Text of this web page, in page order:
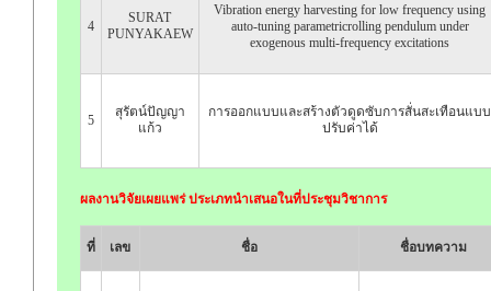
4
SURAT
PUNYAKAEW
Vibration energy harvesting for low frequency using
auto-tuning parametricrolling pendulum under
exogenous multi-frequency excitations
5
สุรัตน์ปัญญา
แก้ว
การออกแบบและสร้างตัวดูดซับการสั่นสะเทือนแบบ
ปรับค่าได้
ผลงานวิจัยเผยแพร่ ประเภทนำเสนอในที่ประชุมวิชาการ
ที่ เลข ชื่อ ชื่อบทความ